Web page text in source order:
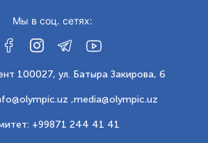
Мы в соц. сетях:
100027, ул. Батыра Закирова, 6
,media@olympic.uz
+99871 244 41 41